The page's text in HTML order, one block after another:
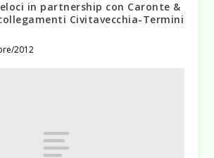
in partnership con Caronte &
Civitavecchia-Termini
2012